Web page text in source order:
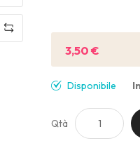
3,50 €
Disponibile
Qtà